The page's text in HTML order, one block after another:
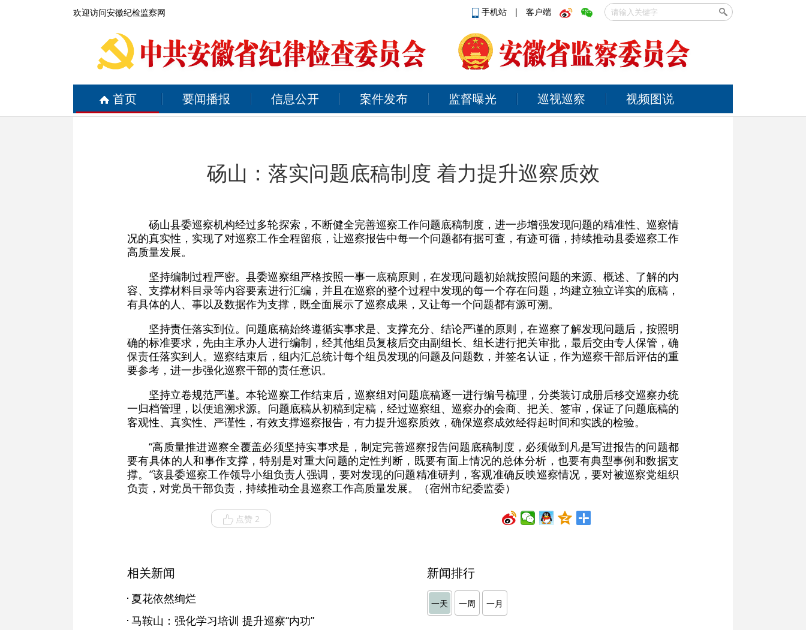
欢迎访问安徽纪检监察网 手机站 | 客户端
首页 要闻播报 信息公开 案件发布 监督曝光 巡视巡察 视频图说
砀山：落实问题底稿制度 着力提升巡察质效
砀山县委巡察机构经过多轮探索，不断健全完善巡察工作问题底稿制度，进一步增强发现问题的精准性、巡察情
况的真实性，实现了对巡察工作全程留痕，让巡察报告中每一个问题都有据可查，有迹可循，持续推动县委巡察工作
高质量发展。
坚持编制过程严密。县委巡察组严格按照一事一底稿原则，在发现问题初始就按照问题的来源、概述、了解的内
容、支撑材料目录等内容要素进行汇编，并且在巡察的整个过程中发现的每一个存在问题，均建立独立详实的底稿，
有具体的人、事以及数据作为支撑，既全面展示了巡察成果，又让每一个问题都有源可溯。
坚持责任落实到位。问题底稿始终遵循实事求是、支撑充分、结论严谨的原则，在巡察了解发现问题后，按照明
确的标准要求，先由主承办人进行编制，经其他组员复核后交由副组长、组长进行把关审批，最后交由专人保管，确
保责任落实到人。巡察结束后，组内汇总统计每个组员发现的问题及问题数，并签名认证，作为巡察干部后评估的重
要参考，进一步强化巡察干部的责任意识。
坚持立卷规范严谨。本轮巡察工作结束后，巡察组对问题底稿逐一进行编号梳理，分类装订成册后移交巡察办统
一归档管理，以便追溯求源。问题底稿从初稿到定稿，经过巡察组、巡察办的会商、把关、签审，保证了问题底稿的
客观性、真实性、严谨性，有效支撑巡察报告，有力提升巡察质效，确保巡察成效经得起时间和实践的检验。
“高质量推进巡察全覆盖必须坚持实事求是，制定完善巡察报告问题底稿制度，必须做到凡是写进报告的问题都
要有具体的人和事作支撑，特别是对重大问题的定性判断，既要有面上情况的总体分析，也要有典型事例和数据支
撑。”该县委巡察工作领导小组负责人强调，要对发现的问题精准研判，客观准确反映巡察情况，要对被巡察党组织
负责，对党员干部负责，持续推动全县巡察工作高质量发展。（宿州市纪委监委）
点赞 2
相关新闻
夏花依然绚烂
马鞍山：强化学习培训 提升巡察“内功”
新闻排行
一天 一周 一月